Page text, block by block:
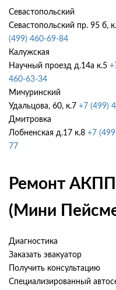
Севастопольский
Севастопольский пр. 95 б,
(499) 460-69-84
Калужская
Научный проезд д.14а к.5
460-63-34
Мичуринский
Удальцова, 60, к.7 +7 (499)
Дмитровка
Лобненская д.17 к.8 +7
77
Ремонт АКПП
(Мини
Диагностика
Заказать эвакуатор
Получить консультацию
Специализированный